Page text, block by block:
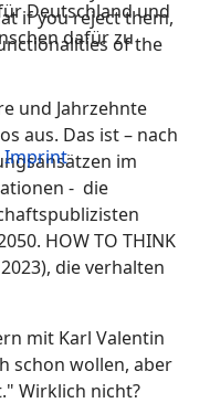
Deutschland und
dafür zu
und Jahrzehnte
aus. Das ist – nach
im
- die
HOW TO THINK
die verhalten
mit Karl Valentin
schon wollen, aber
Wirklich nicht?
if you reject them,
of the
Imprint